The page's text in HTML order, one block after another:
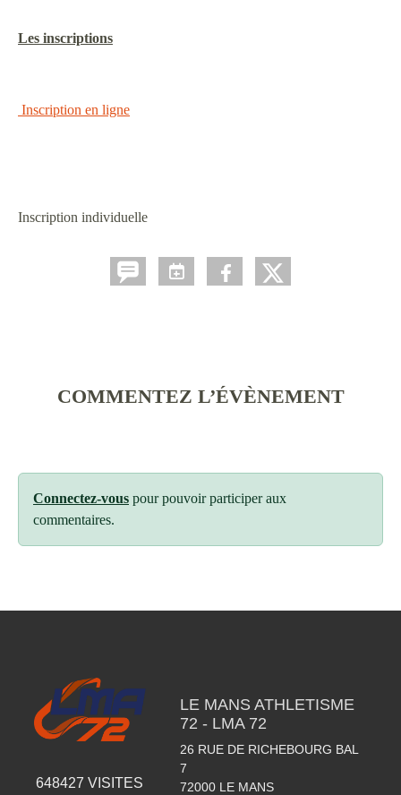
Les inscriptions
Inscription en ligne
Inscription individuelle
COMMENTEZ L’ÉVÈNEMENT
Connectez-vous pour pouvoir participer aux
commentaires.
648427 VISITES
LE MANS ATHLETISME
72 - LMA 72
26 RUE DE RICHEBOURG BAL
7
72000 LE MANS